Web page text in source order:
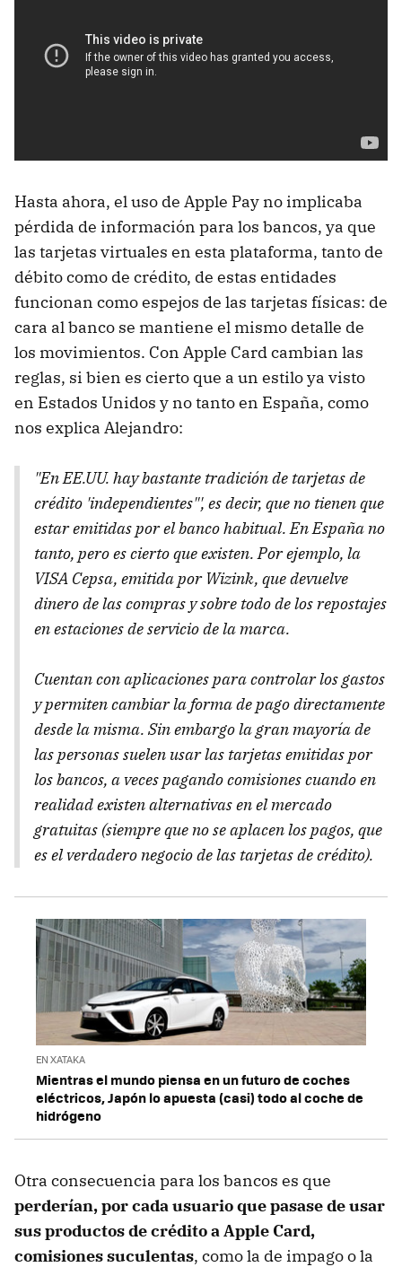
Hasta ahora, el uso de Apple Pay no implicaba
pérdida de información para los bancos, ya que
las tarjetas virtuales en esta plataforma, tanto de
débito como de crédito, de estas entidades
funcionan como espejos de las tarjetas físicas: de
cara al banco se mantiene el mismo detalle de
los movimientos. Con Apple Card cambian las
reglas, si bien es cierto que a un estilo ya visto
en Estados Unidos y no tanto en España, como
nos explica Alejandro:
"En EE.UU. hay bastante tradición de tarjetas de
crédito 'independientes"', es decir, que no tienen que
estar emitidas por el banco habitual. En España no
tanto, pero es cierto que existen. Por ejemplo, la
VISA Cepsa, emitida por Wizink, que devuelve
dinero de las compras y sobre todo de los repostajes
en estaciones de servicio de la marca.
Cuentan con aplicaciones para controlar los gastos
y permiten cambiar la forma de pago directamente
desde la misma. Sin embargo la gran mayoría de
las personas suelen usar las tarjetas emitidas por
los bancos, a veces pagando comisiones cuando en
realidad existen alternativas en el mercado
gratuitas (siempre que no se aplacen los pagos, que
es el verdadero negocio de las tarjetas de crédito).
EN XATAKA
Mientras el mundo piensa en un futuro de coches
eléctricos, Japón lo apuesta (casi) todo al coche de
hidrógeno
Otra consecuencia para los bancos es que
perderían, por cada usuario que pasase de usar
sus productos de crédito a Apple Card,
comisiones suculentas, como la de impago o la